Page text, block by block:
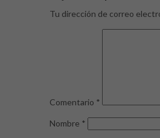
Tu dirección de correo
Comentario *
Nombre *